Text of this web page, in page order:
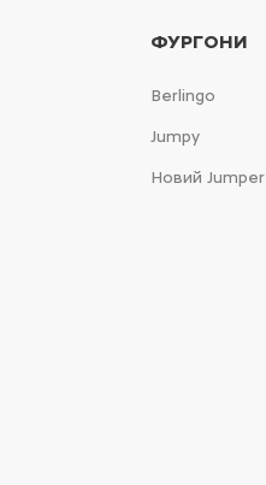
ФУРГОНИ
Berlingo
Jumpy
Новий Jumper